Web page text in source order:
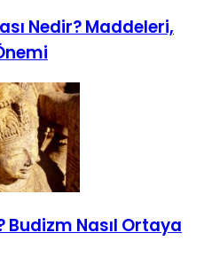
Nedir? Maddeleri,
Budizm Nasıl Ortaya